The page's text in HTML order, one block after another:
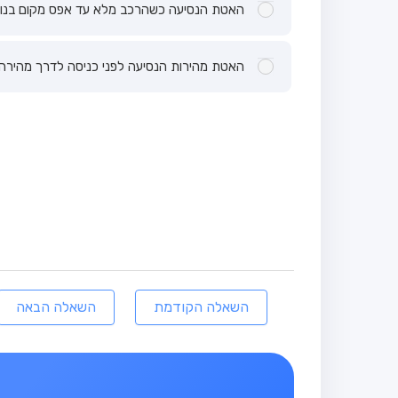
האטת הנסיעה כשהרכב מלא עד אפס מקום
האטת מהירות הנסיעה לפני כניסה לדרך
השאלה הקודמת השאלה הבאה